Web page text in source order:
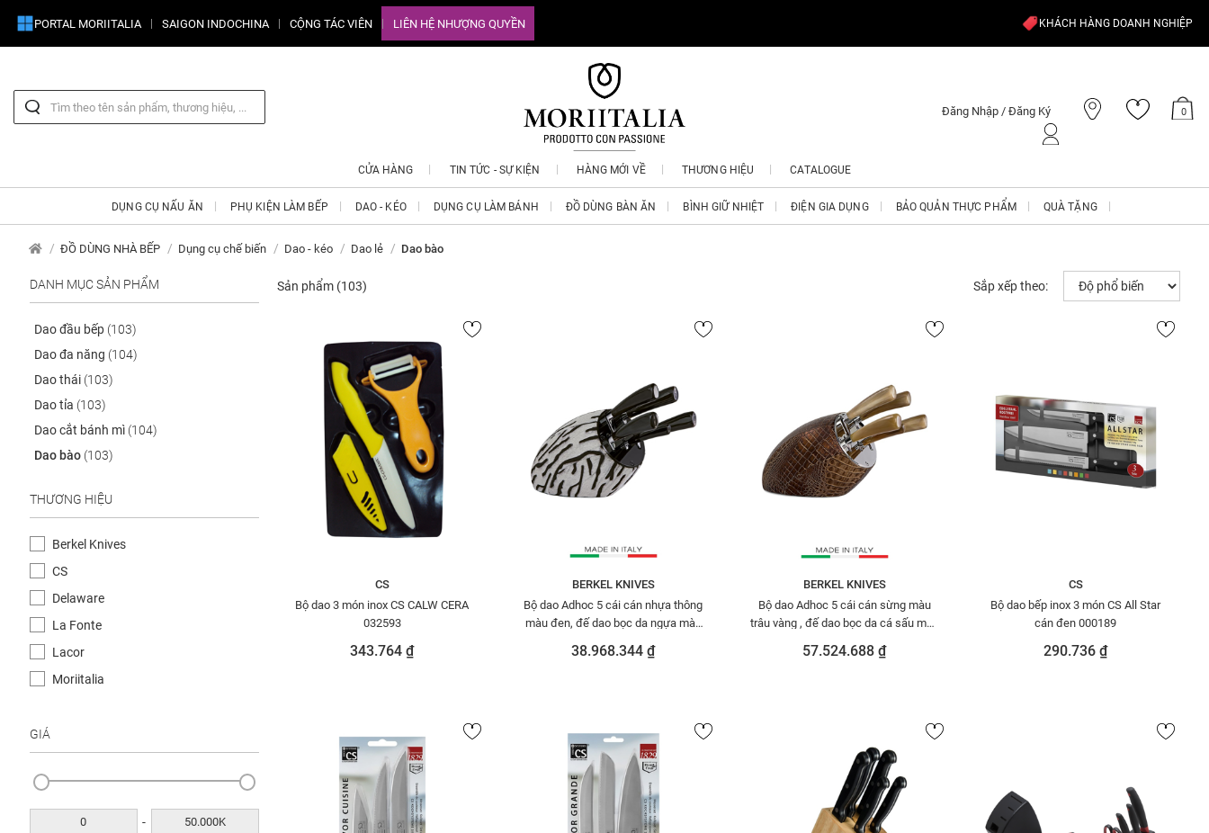
PORTAL MORIITALIA SAIGON INDOCHINA CỘNG TÁC VIÊN LIÊN HỆ NHƯỢNG QUYỀN KHÁCH HÀNG DOANH NGHIỆP
Đăng Nhập / Đăng Ký 0
CỬA HÀNG TIN TỨC - SỰ KIỆN HÀNG MỚI VỀ THƯƠNG HIỆU CATALOGUE
DỤNG CỤ NẤU ĂN PHỤ KIỆN LÀM BẾP DAO - KÉO DỤNG CỤ LÀM BÁNH ĐỒ DÙNG BÀN ĂN BÌNH GIỮ NHIỆT ĐIỆN GIA DỤNG BẢO QUẢN THỰC PHẨM QUÀ TẶNG
ĐỒ DÙNG NHÀ BẾP Dụng cụ chế biến Dao - kéo Dao lẻ Dao bào
DANH MỤC SẢN PHẨM
Dao đầu bếp (103)
Dao đa năng (104)
Dao thái (103)
Dao tỉa (103)
Dao cắt bánh mì (104)
Dao bào (103)
THƯƠNG HIỆU
Berkel Knives
CS
Delaware
La Fonte
Lacor
Moriitalia
GIÁ
-
Sản phẩm (103) Sắp xếp theo:
CS
Bộ dao 3 món inox CS CALW CERA
032593
343.764 ₫
BERKEL KNIVES
Bộ dao Adhoc 5 cái cán nhựa thông
màu đen, đế dao bọc da ngựa màu
38.968.344 ₫
BERKEL KNIVES
Bộ dao Adhoc 5 cái cán sừng màu
trâu vàng , đế dao bọc da cá sấu màu
57.524.688 ₫
CS
Bộ dao bếp inox 3 món CS All Star
cán đen 000189
290.736 ₫